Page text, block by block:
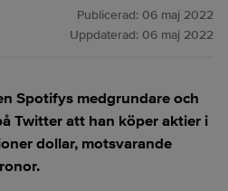
Publicerad: 06 maj 2022
Uppdaterad: 06 maj 2022
Spotifys medgrundare och
Twitter att han köper aktier i
dollar, motsvarande